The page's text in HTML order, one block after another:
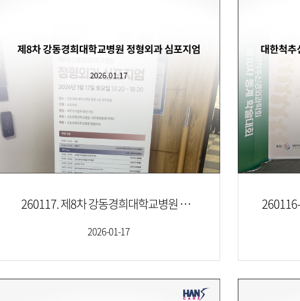
260117. 제8차 강동경희대학교병원 정형외과 심포지엄
2026-01-17